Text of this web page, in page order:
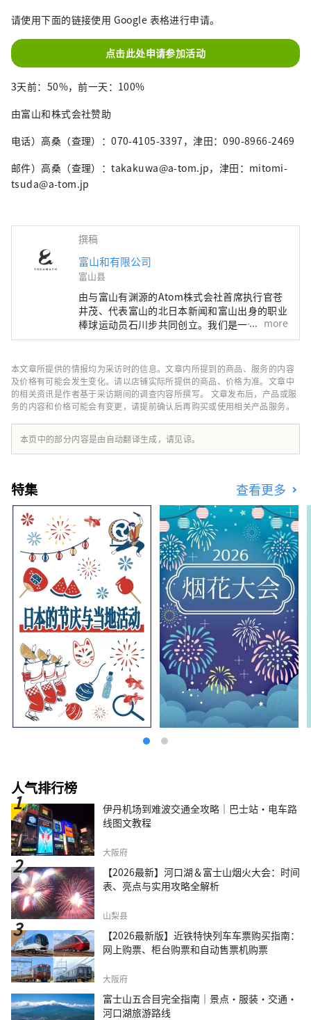
请使用下面的链接使用 Google 表格进行申请。
点击此处申请参加活动
3天前：50%，前一天：100%
由富山和株式会社赞助
电话）高桑（查理）：070-4105-3397，津田：090-8966-2469
邮件）高桑（查理）：takakuwa@a-tom.jp，津田：mitomi-
tsuda@a-tom.jp
撰稿
富山和有限公司
富山县
由与富山有渊源的Atom株式会社首席执行官苍
井茂、代表富山的北日本新闻和富山出身的职业
棒球运动员石川步共同创立。我们是一个与富山
有联系、与富山一起创造新事业的团队。 如果
遏制东京的过度集中，创造可持续发展的社会，
那么富山和所追求的“地区觉醒”则完全不同。
许多热爱富山的人们会重新发现富山的魅力，为
它感到自豪，并主动将它传播到世界各地，而不
是由当地政府或政府主导。归根结底，主角是
“人”，我相信多元化的人混合在一起会增强富
more
本文章所提供的情报均为采访时的信息。文章内所提到的商品、服务的内容
及价格有可能会发生变化。请以店铺实际所提供的商品、价格为准。文章中
的相关资讯是作者基于采访期间的调查内容所撰写。 文章发布后，产品或服
务的内容和价格可能会有变更，请提前确认后再购买或使用相关产品服务。
本页中的部分内容是由自动翻译生成，请见谅。
特集 查看更多
人气排行榜
伊丹机场到难波交通全攻略｜巴士站・电车路
线图文教程
大阪府
【2026最新】河口湖＆富士山烟火大会：时间
表、亮点与实用攻略全解析
山梨县
【2026最新版】近铁特快列车车票购买指南：
网上购票、柜台购票和自动售票机购票
大阪府
富士山五合目完全指南｜景点·服装·交通·
河口湖旅游路线